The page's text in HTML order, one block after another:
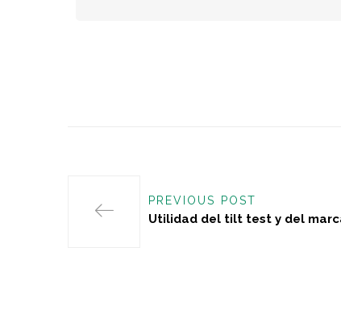
PREVIOUS POST
Utilidad del tilt test y del